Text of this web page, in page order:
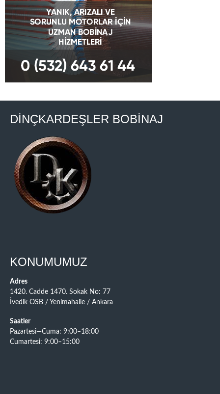
DİNÇKARDEŞLER BOBİNAJ
KONUMUMUZ
Adres
1420. Cadde 1470. Sokak No: 77
İvedik OSB / Yenimahalle / Ankara
Saatler
Pazartesi—Cuma: 9:00–18:00
Cumartesi: 9:00–15:00